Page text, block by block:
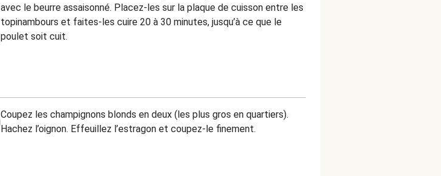
avec le beurre assaisonné. Placez-les sur la plaque de cuisson entre les
topinambours et faites-les cuire 20 à 30 minutes, jusqu’à ce que le
poulet soit cuit.
Coupez les champignons blonds en deux (les plus gros en quartiers).
Hachez l’oignon. Effeuillez l’estragon et coupez-le finement.